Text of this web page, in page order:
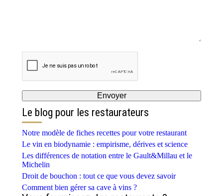
Le blog pour les restaurateurs
Notre modèle de fiches recettes pour votre restaurant
Le vin en biodynamie : empirisme, dérives et science
Les différences de notation entre le Gault&Millau et le
Michelin
Droit de bouchon : tout ce que vous devez savoir
Comment bien gérer sa cave à vins ?